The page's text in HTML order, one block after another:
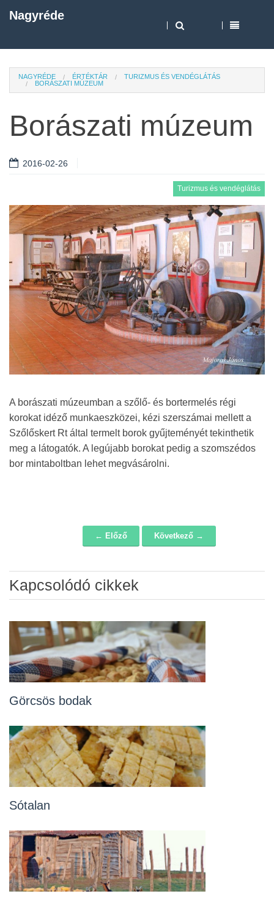
Nagyréde
NAGYRÉDE ÉRTÉKTÁR
TURIZMUS ÉS VENDÉGLÁTÁS
BORÁSZATI MÚZEUM
Borászati múzeum
2016-02-26
Turizmus és vendéglátás
A borászati múzeumban a szőlő- és bortermelés régi
korokat idéző munkaeszközei, kézi szerszámai mellett a
Szőlőskert Rt által termelt borok gyűjteményét tekinthetik
meg a látogatók. A legújabb borokat pedig a szomszédos
bor mintaboltban lehet megvásárolni.
← Előző Következő →
Kapcsolódó cikkek
Görcsös bodak
Sótalan